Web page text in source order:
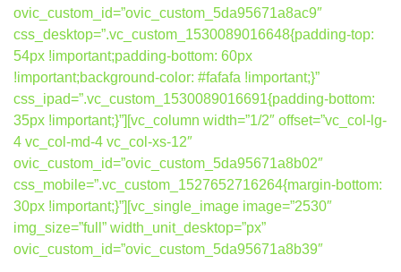
ovic_custom_id=”ovic_custom_5da95671a8ac9″
css_desktop=”.vc_custom_1530089016648{padding-top:
54px !important;padding-bottom: 60px
!important;background-color: #fafafa !important;}”
css_ipad=”.vc_custom_1530089016691{padding-bottom:
35px !important;}”][vc_column width=”1/2″ offset=”vc_col-lg-
4 vc_col-md-4 vc_col-xs-12″
ovic_custom_id=”ovic_custom_5da95671a8b02″
css_mobile=”.vc_custom_1527652716264{margin-bottom:
30px !important;}”][vc_single_image image=”2530″
img_size=”full” width_unit_desktop=”px”
ovic_custom_id=”ovic_custom_5da95671a8b39″